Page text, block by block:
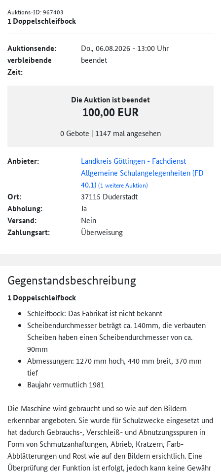
Auktions-ID:967403
1 Doppelschleifbock
Auktionsende: Do., 06.08.2026 - 13:00 Uhr
verbleibende
Zeit:
beendet
Die Auktion ist beendet
100,00 EUR
0 Gebote | 1147 mal angesehen
Anbieter:
Landkreis Göttingen - Fachdienst
Allgemeine Schulangelegenheiten (FD
40.1)(1 weitere Auktion)
Ort: 37115 Duderstadt
Abholung: Ja
Versand: Nein
Zahlungsart: Überweisung
Gegenstandsbeschreibung
1 Doppelschleifbock
Schleifbock: Das Fabrikat ist nicht bekannt
Scheibendurchmesser beträgt ca. 140mm, die verbauten
Scheiben haben einen Scheibendurchmesser von ca.
90mm
Abmessungen: 1270 mm hoch, 440 mm breit, 370 mm
tief
Baujahr vermutlich 1981
Die Maschine wird gebraucht und so wie auf den Bildern
erkennbar angeboten. Sie wurde für Schulzwecke eingesetzt und
hat dadurch Gebrauchs-, Verschleiß- und Abnutzungsspuren in
Form von Schmutzanhaftungen, Abrieb, Kratzern, Farb-
Abblätterungen und Rost wie auf den Bildern ersichtlich. Eine
Überprüfung der Funktion ist erfolgt, jedoch kann keine Gewähr